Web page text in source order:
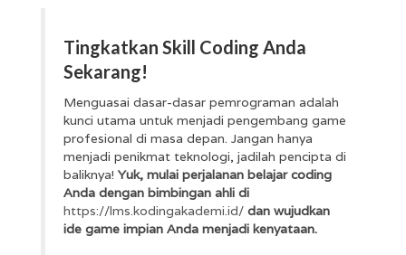
Tingkatkan Skill Coding Anda
Sekarang!
Menguasai dasar-dasar pemrograman adalah
kunci utama untuk menjadi pengembang game
profesional di masa depan. Jangan hanya
menjadi penikmat teknologi, jadilah pencipta di
baliknya!Yuk, mulai perjalanan belajar coding
Anda dengan bimbingan ahli di
https://lms.kodingakademi.id/ dan wujudkan
ide game impian Anda menjadi kenyataan.